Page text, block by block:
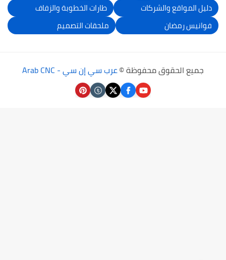
دليل المواقع والشركات
طارات الخطوبة والزفاف
فوانيس رمضان
ملحقات التصميم
جميع الحقوق محفوظة ©عرب سي إن سي - Arab CNC